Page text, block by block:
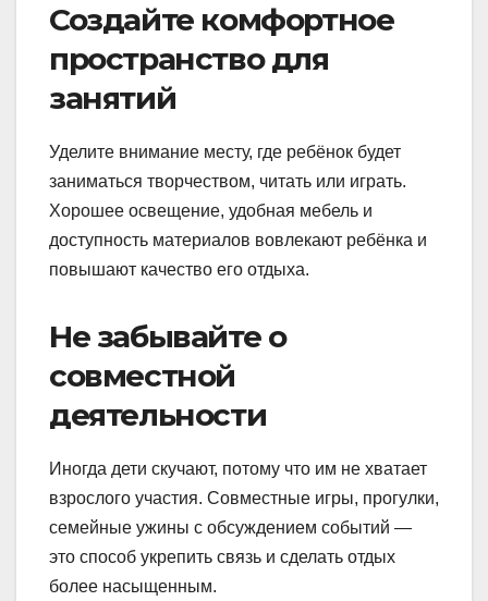
Создайте комфортное
пространство для
занятий
Уделите внимание месту, где ребёнок будет
заниматься творчеством, читать или играть.
Хорошее освещение, удобная мебель и
доступность материалов вовлекают ребёнка и
повышают качество его отдыха.
Не забывайте о
совместной
деятельности
Иногда дети скучают, потому что им не хватает
взрослого участия. Совместные игры, прогулки,
семейные ужины с обсуждением событий —
это способ укрепить связь и сделать отдых
более насыщенным.